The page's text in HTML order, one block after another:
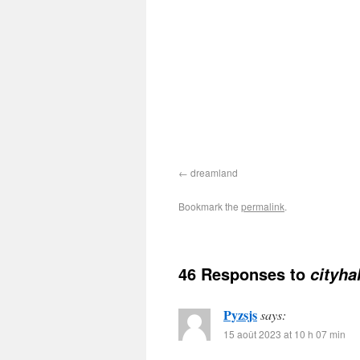
dreamland
Bookmark the permalink.
46 Responses to
Pyzsjssays:
15 août 2023 at 10 h 07 min